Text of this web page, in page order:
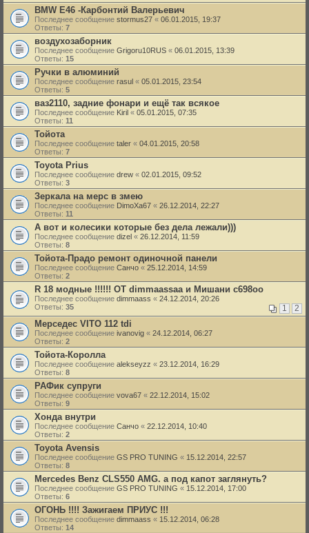
BMW E46 -Карбонтий Валерьевич
Последнее сообщение stormus27 « 06.01.2015, 19:37
Ответы: 7
воздухозаборник
Последнее сообщение Grigoru10RUS « 06.01.2015, 13:39
Ответы: 15
Ручки в алюминий
Последнее сообщение rasul « 05.01.2015, 23:54
Ответы: 5
ваз2110, задние фонари и ещё так всякое
Последнее сообщение Kiril « 05.01.2015, 07:35
Ответы: 11
Тойота
Последнее сообщение taler « 04.01.2015, 20:58
Ответы: 7
Toyota Prius
Последнее сообщение drew « 02.01.2015, 09:52
Ответы: 3
Зеркала на мерс в змею
Последнее сообщение DimoXa67 « 26.12.2014, 22:27
Ответы: 11
А вот и колесики которые без дела лежали)))
Последнее сообщение dizel « 26.12.2014, 11:59
Ответы: 8
Тойота-Прадо ремонт одиночной панели
Последнее сообщение Санчо « 25.12.2014, 14:59
Ответы: 2
R 18 модные !!!!!! ОТ dimmaassaa и Мишани c698oo
Последнее сообщение dimmaass « 24.12.2014, 20:26
Ответы: 35 1 2
Мерседес VITO 112 tdi
Последнее сообщение ivanovig « 24.12.2014, 06:27
Ответы: 2
Тойота-Королла
Последнее сообщение alekseyzz « 23.12.2014, 16:29
Ответы: 8
РАФик супруги
Последнее сообщение vova67 « 22.12.2014, 15:02
Ответы: 9
Хонда внутри
Последнее сообщение Санчо « 22.12.2014, 10:40
Ответы: 2
Toyota Avensis
Последнее сообщение GS PRO TUNING « 15.12.2014, 22:57
Ответы: 8
Mercedes Benz CLS550 AMG. а под капот заглянуть?
Последнее сообщение GS PRO TUNING « 15.12.2014, 17:00
Ответы: 6
ОГОНЬ !!!! Зажигаем ПРИУС !!!
Последнее сообщение dimmaass « 15.12.2014, 06:28
Ответы: 14